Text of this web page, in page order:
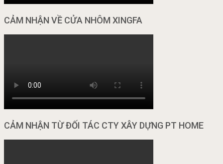
CẢM NHẬN VỀ CỬA NHÔM XINGFA
CẢM NHẬN TỪ ĐỐI TÁC CTY XÂY DỰNG PT HOME